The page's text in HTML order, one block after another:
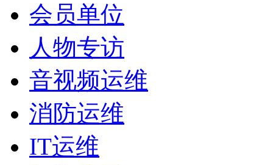
会员单位
人物专访
音视频运维
消防运维
IT运维